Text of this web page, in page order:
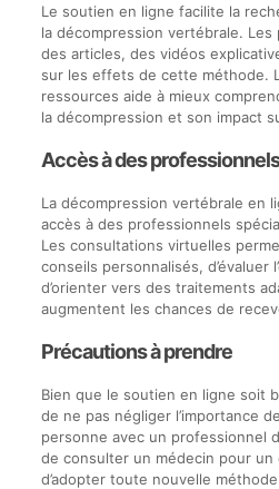
Le soutien en ligne facilite la
la décompression vertébrale.
des articles, des vidéos
sur les effets de cette méthode.
ressources aide à mieux
la décompression et son impact
Accès à des professionnels
La décompression vertébrale en
accès à des professionnels
Les consultations virtuelles
conseils personnalisés, d’évaluer
d’orienter vers des traitements
augmentent les chances de
Précautions à prendre
Bien que le soutien en ligne soit
de ne pas négliger l’importance
personne avec un professionnel
de consulter un médecin pour un
d’adopter toute nouvelle